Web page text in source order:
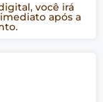
você irá
após a